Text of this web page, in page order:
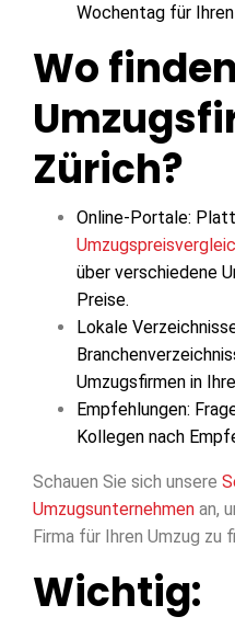
Wochentag für Ihren
Wo
Zürich?
Online-Portale:
über verschiedene
Preise.
Lokale
Umzugsfirmen in
Empfehlungen:
Kollegen nach
Schauen Sie sich unsere
Umzugsunternehmen an,
Firma für Ihren Umzug zu
Wichtig: